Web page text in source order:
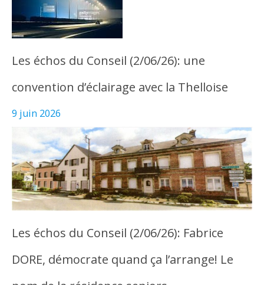
Les échos du Conseil (2/06/26): une
convention d’éclairage avec la Thelloise
9 juin 2026
Les échos du Conseil (2/06/26): Fabrice
DORE, démocrate quand ça l’arrange! Le